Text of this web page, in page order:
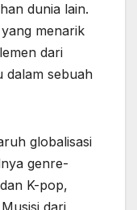
dunia lain.
menarik
dari
dalam sebuah
globalisasi
genre-
K-pop,